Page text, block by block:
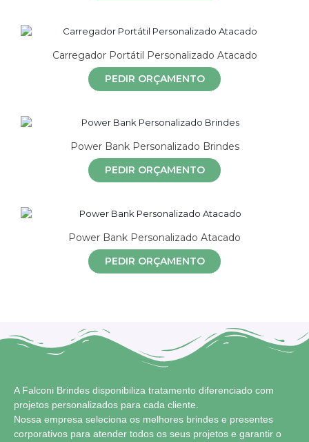
Carregador Portátil Personalizado Atacado
PEDIR ORÇAMENTO
Power Bank Personalizado Brindes
PEDIR ORÇAMENTO
Power Bank Personalizado Atacado
PEDIR ORÇAMENTO
A Falconi Brindes disponibiliza tratamento diferenciado com
projetos personalizados para cada cliente.
Nossa empresa seleciona os melhores brindes e presentes
corporativos para atender todos os seus projetos e garantir o